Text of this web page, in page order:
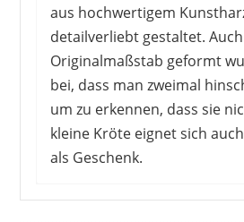
aus hochwertigem
detailverliebt gestaltet.
Originalmaßstab geformt
bei, dass man zweimal
um zu erkennen, dass sie
kleine Kröte eignet sich
als Geschenk.
Kunden sind begeistert von